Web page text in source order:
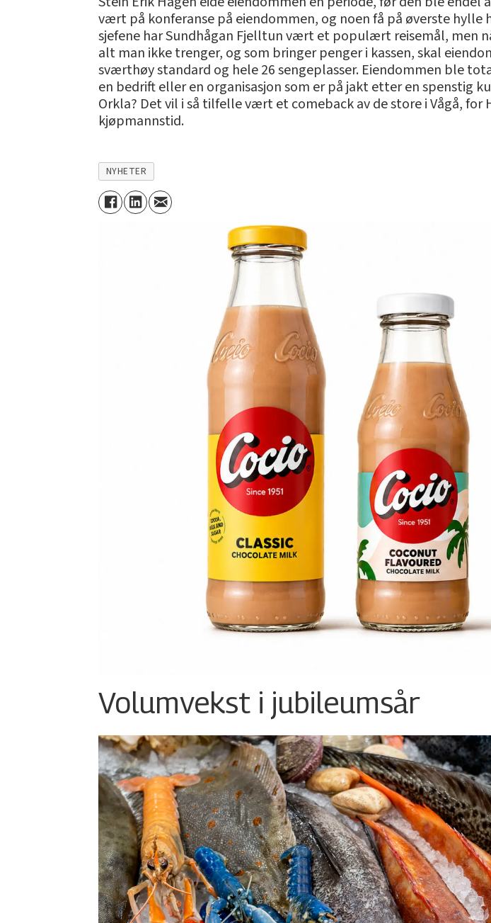
vært på konferanse på eiendommen, og noen få på øverste hylle
sjefene har Sundhågan Fjelltun vært et populært reisemål, men
alt man ikke trenger, og som bringer penger i kassen, skal
sværthøy standard og hele 26 sengeplasser. Eiendommen ble
en bedrift eller en organisasjon som er på jakt etter en spenstig
Orkla? Det vil i så tilfelle vært et comeback av de store i Vågå,
kjøpmannstid.
NYHETER
Volumvekst i jubileumsår